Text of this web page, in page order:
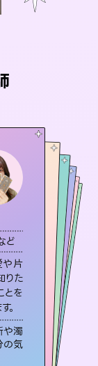
ど
や片
りた
とを
。
や濁
の気
ど
」と
気持
のヒ
まし
なと
など
最古の
せへ向
にも具
定して
りまし
ど
ようアドバイスします。
心など
対策が
代）
復縁 など
曖昧な関
、友達以上
本音を丁
ます。
りに行
ありが
）
差 など
の報告実績
超の施術経
で、より良
かもこち
ていらっ
女性）